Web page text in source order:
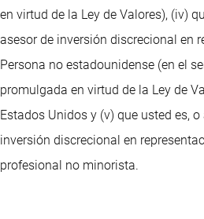
en virtud de la Ley de Valores), (iv)
asesor de inversión discrecional en
Persona no estadounidense (en el
promulgada en virtud de la Ley de
Estados Unidos y (v) que usted es,
inversión discrecional en
profesional no minorista.